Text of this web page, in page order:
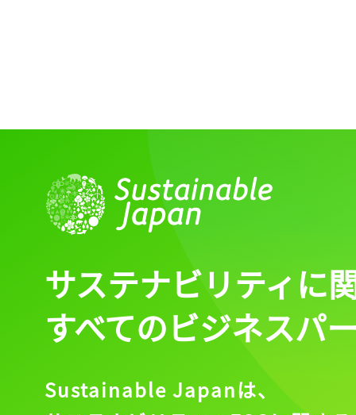
会員登録
サステナビリティに
すべてのビジネスパ
Sustainable Japanは、